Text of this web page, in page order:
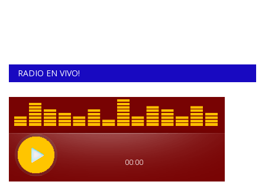
RADIO EN VIVO!